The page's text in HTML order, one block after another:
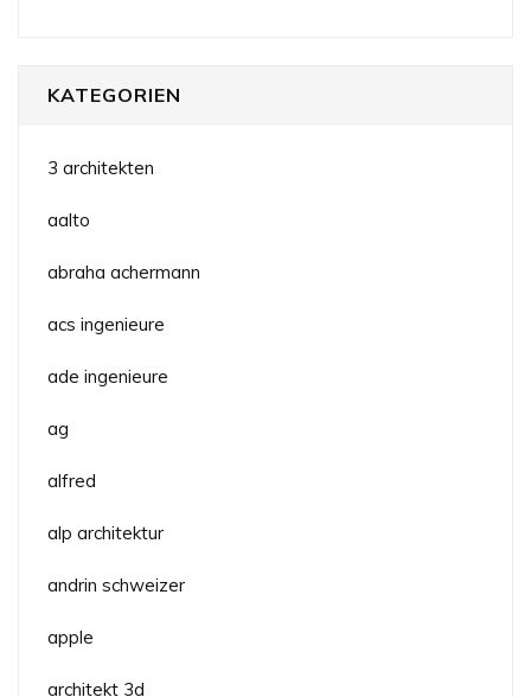
KATEGORIEN
3 architekten
aalto
abraha achermann
acs ingenieure
ade ingenieure
ag
alfred
alp architektur
andrin schweizer
apple
architekt 3d